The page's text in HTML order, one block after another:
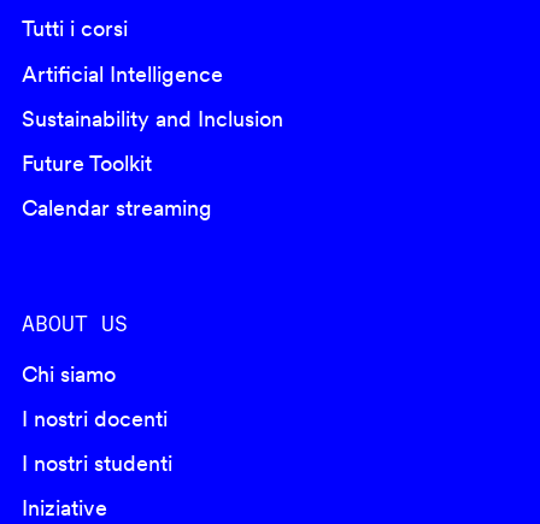
Tutti i corsi
Artificial Intelligence
Sustainability and Inclusion
Future Toolkit
Calendar streaming
ABOUT US
Chi siamo
I nostri docenti
I nostri studenti
Iniziative